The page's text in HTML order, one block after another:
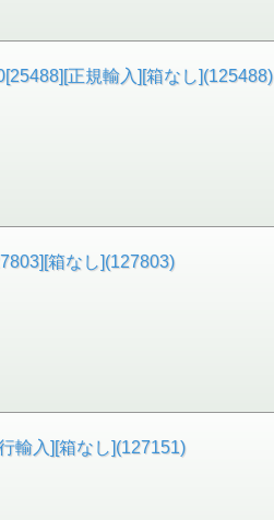
正規輸入][箱なし](125488)
箱なし](127803)
輸入][箱なし](127151)